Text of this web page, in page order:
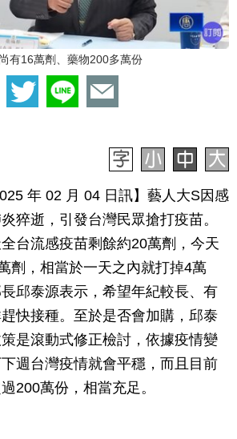
有16萬劑、藥物200多萬份
年 02 月 04 日訊】藝人大S因感
猝逝，引發台灣民眾搶打疫苗。
台流感疫苗剩餘約20萬劑，今天
劑，相當於一天之內就打掉4萬
邱泰源表示，希望年紀較長、有
快接種。至於是否會加購，邱泰
是滾動式修正檢討，依據疫情變
週台灣疫情就會平穩，而且目前
200萬份，相當充足。